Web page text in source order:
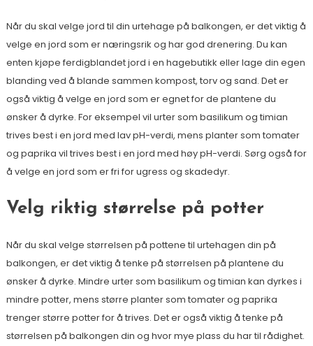
Når du skal velge jord til din urtehage på balkongen, er det viktig å
velge en jord som er næringsrik og har god drenering. Du kan
enten kjøpe ferdigblandet jord i en hagebutikk eller lage din egen
blanding ved å blande sammen kompost, torv og sand. Det er
også viktig å velge en jord som er egnet for de plantene du
ønsker å dyrke. For eksempel vil urter som basilikum og timian
trives best i en jord med lav pH-verdi, mens planter som tomater
og paprika vil trives best i en jord med høy pH-verdi. Sørg også for
å velge en jord som er fri for ugress og skadedyr.
Velg riktig størrelse på potter
Når du skal velge størrelsen på pottene til urtehagen din på
balkongen, er det viktig å tenke på størrelsen på plantene du
ønsker å dyrke. Mindre urter som basilikum og timian kan dyrkes i
mindre potter, mens større planter som tomater og paprika
trenger større potter for å trives. Det er også viktig å tenke på
størrelsen på balkongen din og hvor mye plass du har til rådighet.